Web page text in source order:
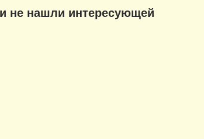
не нашли интересующей